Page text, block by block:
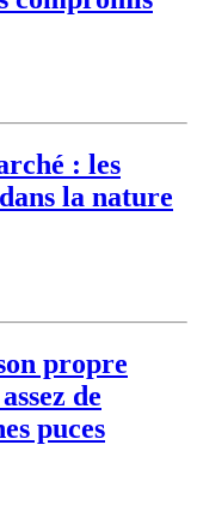
: les
la nature
propre
de
puces